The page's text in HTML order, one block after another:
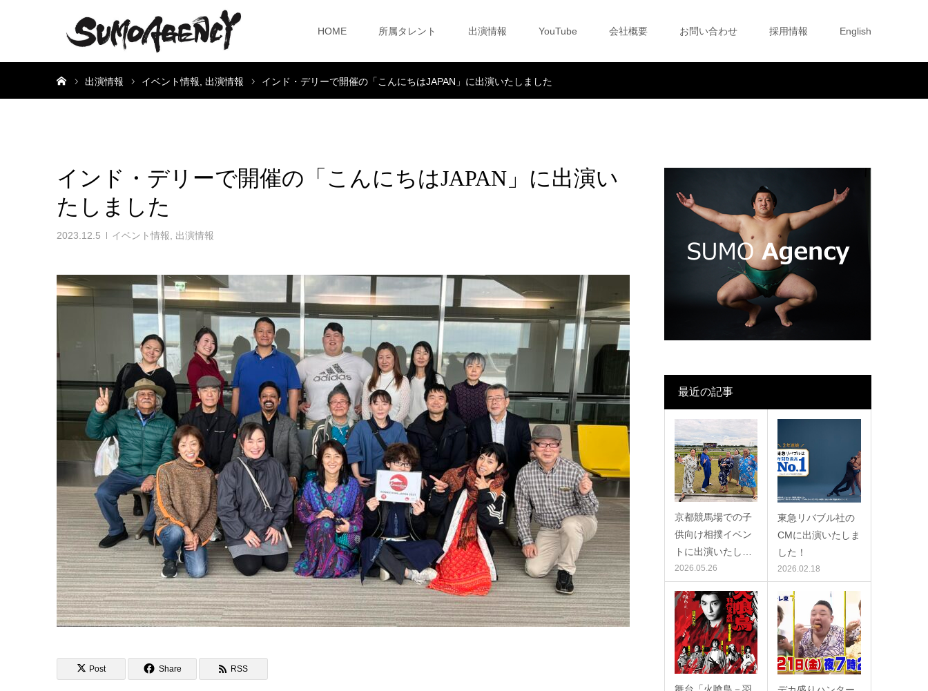
HOME 所属タレント 出演情報 YouTube 会社概要 お問い合わせ 採用情報 English
出演情報 イベント情報 出演情報 インド・デリーで開催の「こんにちはJAPAN」に出演いたしました
インド・デリーで開催の「こんにちはJAPAN」に出演い
たしました
2023.12.5 イベント情報 出演情報
Post Share RSS
最近の記事
京都競馬場での子
供向け相撲イベン
トに出演いたし…
2026.05.26
東急リバブル社の
CMに出演いたしま
した！
2026.02.18